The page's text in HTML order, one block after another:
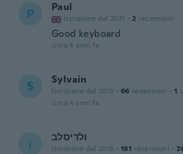
P Paul
Iscrizione dal 2021 · 2 recensioni
Good keyboard
circa 4 anni fa
S Sylvain
Iscrizione dal 2015 · 66 recensioni · 1
circa 4 anni fa
ו ולדיסלב
Iscrizione dal 2018 · 181 recensioni ·